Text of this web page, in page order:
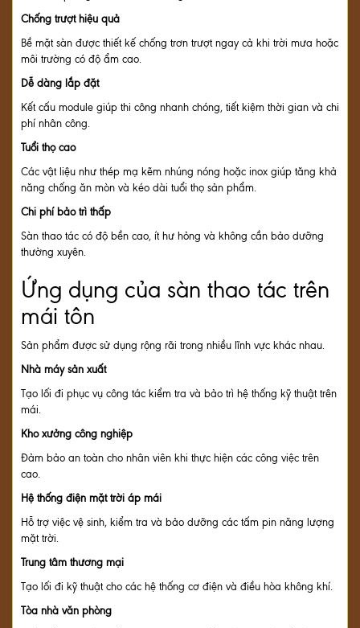
Chống trượt hiệu quả
Bề mặt sàn được thiết kế chống trơn trượt ngay cả khi trời mưa hoặc
môi trường có độ ẩm cao.
Dễ dàng lắp đặt
Kết cấu module giúp thi công nhanh chóng, tiết kiệm thời gian và chi
phí nhân công.
Tuổi thọ cao
Các vật liệu như thép mạ kẽm nhúng nóng hoặc inox giúp tăng khả
năng chống ăn mòn và kéo dài tuổi thọ sản phẩm.
Chi phí bảo trì thấp
Sàn thao tác có độ bền cao, ít hư hỏng và không cần bảo dưỡng
thường xuyên.
Ứng dụng của sàn thao tác trên
mái tôn
Sản phẩm được sử dụng rộng rãi trong nhiều lĩnh vực khác nhau.
Nhà máy sản xuất
Tạo lối đi phục vụ công tác kiểm tra và bảo trì hệ thống kỹ thuật trên
mái.
Kho xưởng công nghiệp
Đảm bảo an toàn cho nhân viên khi thực hiện các công việc trên
cao.
Hệ thống điện mặt trời áp mái
Hỗ trợ việc vệ sinh, kiểm tra và bảo dưỡng các tấm pin năng lượng
mặt trời.
Trung tâm thương mại
Tạo lối đi kỹ thuật cho các hệ thống cơ điện và điều hòa không khí.
Tòa nhà văn phòng